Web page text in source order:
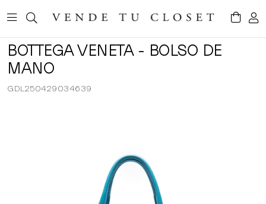
BOTTEGA VENETA - BOLSO DE
MANO
GDL250429034639